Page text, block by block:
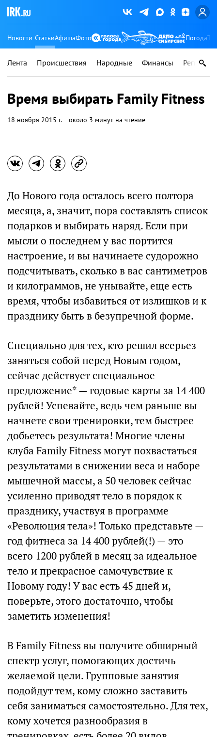
Новости СтатьиАфишаФото Погода
Лента Происшествия Народные Финансы Регионы
Время выбирать Family Fitness
18 ноября 2015 г. около 3 минут на чтение
До Нового года осталось всего полтора
месяца, а, значит, пора составлять список
подарков и выбирать наряд. Если при
мысли о последнем у вас портится
настроение, и вы начинаете судорожно
подсчитывать, сколько в вас сантиметров
и килограммов, не унывайте, еще есть
время, чтобы избавиться от излишков и к
празднику быть в безупречной форме.
Специально для тех, кто решил всерьез
заняться собой перед Новым годом,
сейчас действует специальное
предложение* — годовые карты за 14 400
рублей! Успевайте, ведь чем раньше вы
начнете свои тренировки, тем быстрее
добьетесь результата! Многие члены
клуба Family Fitness могут похвастаться
результатами в снижении веса и наборе
мышечной массы, а 50 человек сейчас
усиленно приводят тело в порядок к
празднику, участвуя в программе
«Революция тела»! Только представьте —
год фитнеса за 14 400 рублей(!) — это
всего 1200 рублей в месяц за идеальное
тело и прекрасное самочувствие к
Новому году! У вас есть 45 дней и,
поверьте, этого достаточно, чтобы
заметить изменения!
В Family Fitness вы получите обширный
спектр услуг, помогающих достичь
желаемой цели. Групповые занятия
подойдут тем, кому сложно заставить
себя заниматься самостоятельно. Для тех,
кому хочется разнообразия в